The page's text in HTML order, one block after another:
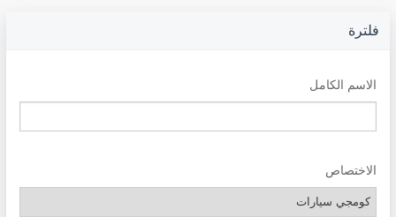
فلترة
الاسم الكامل
الاختصاص